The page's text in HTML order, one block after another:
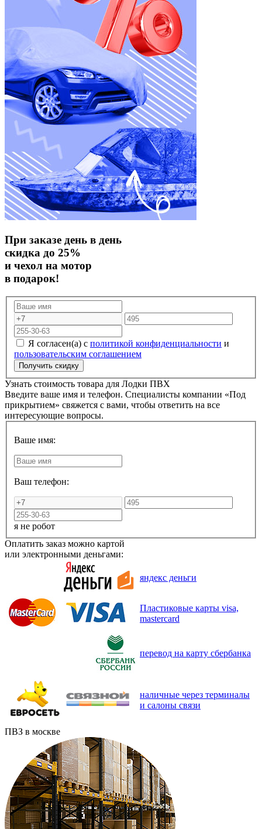
При заказе день в день
скидка до 25%
и чехол на мотор
в подарок!
Я согласен(а) с политикой конфиденциальности и
пользовательским соглашением
Узнать стоимость товара для Лодки ПВХ
Введите ваше имя и телефон. Специалисты компании «Под
прикрытием» свяжется с вами, чтобы ответить на все
интересующие вопросы.
Ваше имя:
Ваш телефон:
я не робот
Оплатить заказ можно картой
или электронными деньгами:
яндекс деньги
Пластиковые карты visa,
mastercard
перевод на карту сбербанка
наличные через терминалы
и салоны связи
ПВЗ в москве